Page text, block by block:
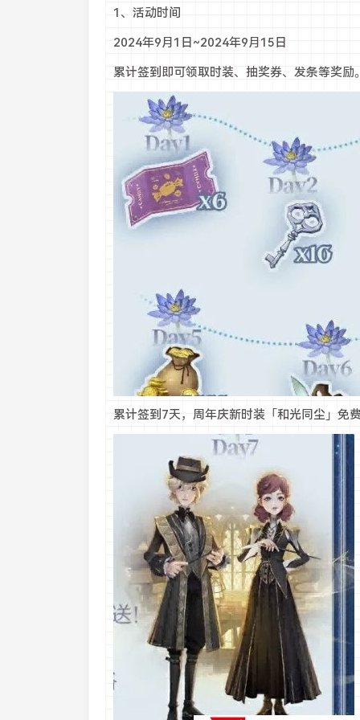
1、活动时间
2024年9月1日~2024年9月15日
累计签到即可领取时装、抽奖券、发条等奖励
累计签到7天，周年庆新时装「和光同尘」免